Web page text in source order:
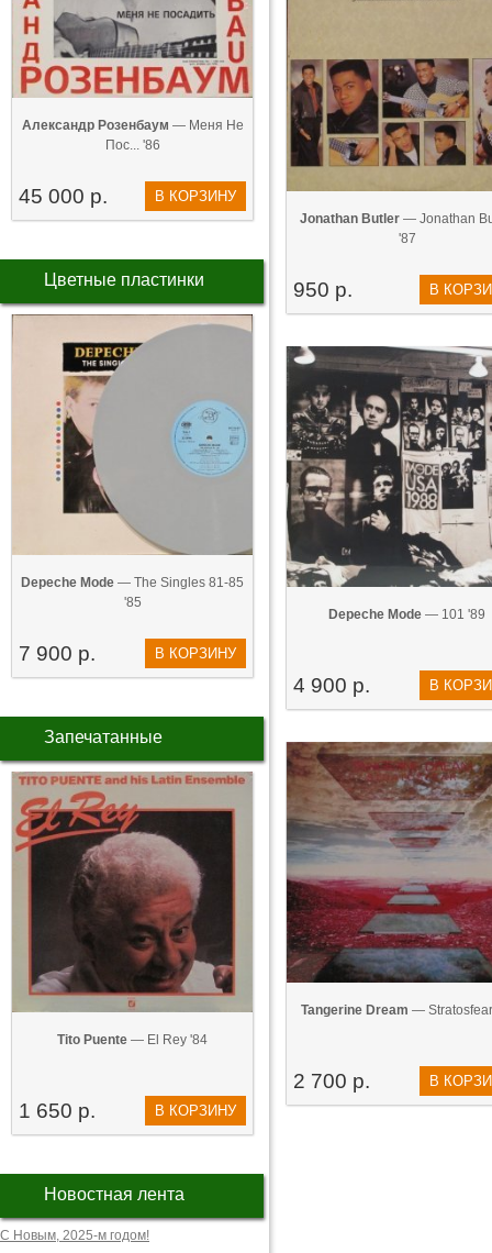
Александр Розенбаум — Меня Не
Пос... '86
45 000 р. В КОРЗИНУ
Цветные пластинки
Depeche Mode — The Singles 81-85
'85
7 900 р. В КОРЗИНУ
Запечатанные
Tito Puente — El Rey '84
1 650 р. В КОРЗИНУ
Новостная лента
С Новым, 2025-м годом!
Jonathan Butler — Jonathan
'87
950 р. В
Depeche Mode — 101 '89
4 900 р. В
Tangerine Dream —
2 700 р. В